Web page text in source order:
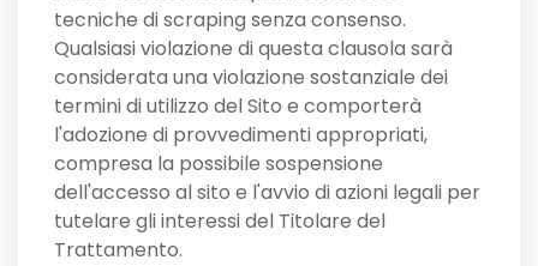
tecniche di scraping senza consenso.
Qualsiasi violazione di questa clausola sarà
considerata una violazione sostanziale dei
termini di utilizzo del Sito e comporterà
l'adozione di provvedimenti appropriati,
compresa la possibile sospensione
dell'accesso al sito e l'avvio di azioni legali per
tutelare gli interessi del Titolare del
Trattamento.